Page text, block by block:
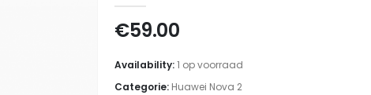
€59.00
Availability:1 op voorraad
Categorie: Huawei Nova 2